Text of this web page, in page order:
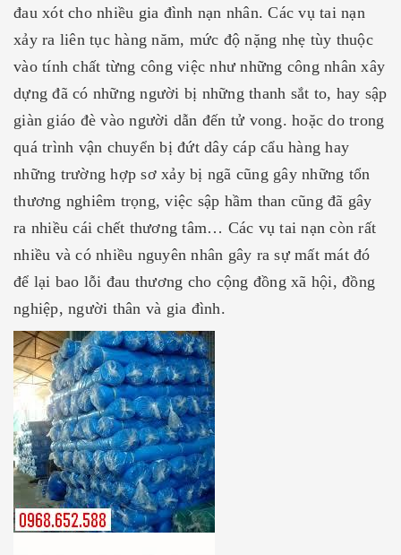
đau xót cho nhiều gia đình nạn nhân. Các vụ tai nạn
xảy ra liên tục hàng năm, mức độ nặng nhẹ tùy thuộc
vào tính chất từng công việc như những công nhân xây
dựng đã có những người bị những thanh sắt to, hay sập
giàn giáo đè vào người dẫn đến tử vong. hoặc do trong
quá trình vận chuyển bị đứt dây cáp cẩu hàng hay
những trường hợp sơ xảy bị ngã cũng gây những tổn
thương nghiêm trọng, việc sập hầm than cũng đã gây
ra nhiều cái chết thương tâm… Các vụ tai nạn còn rất
nhiều và có nhiều nguyên nhân gây ra sự mất mát đó
để lại bao lỗi đau thương cho cộng đồng xã hội, đồng
nghiệp, người thân và gia đình.